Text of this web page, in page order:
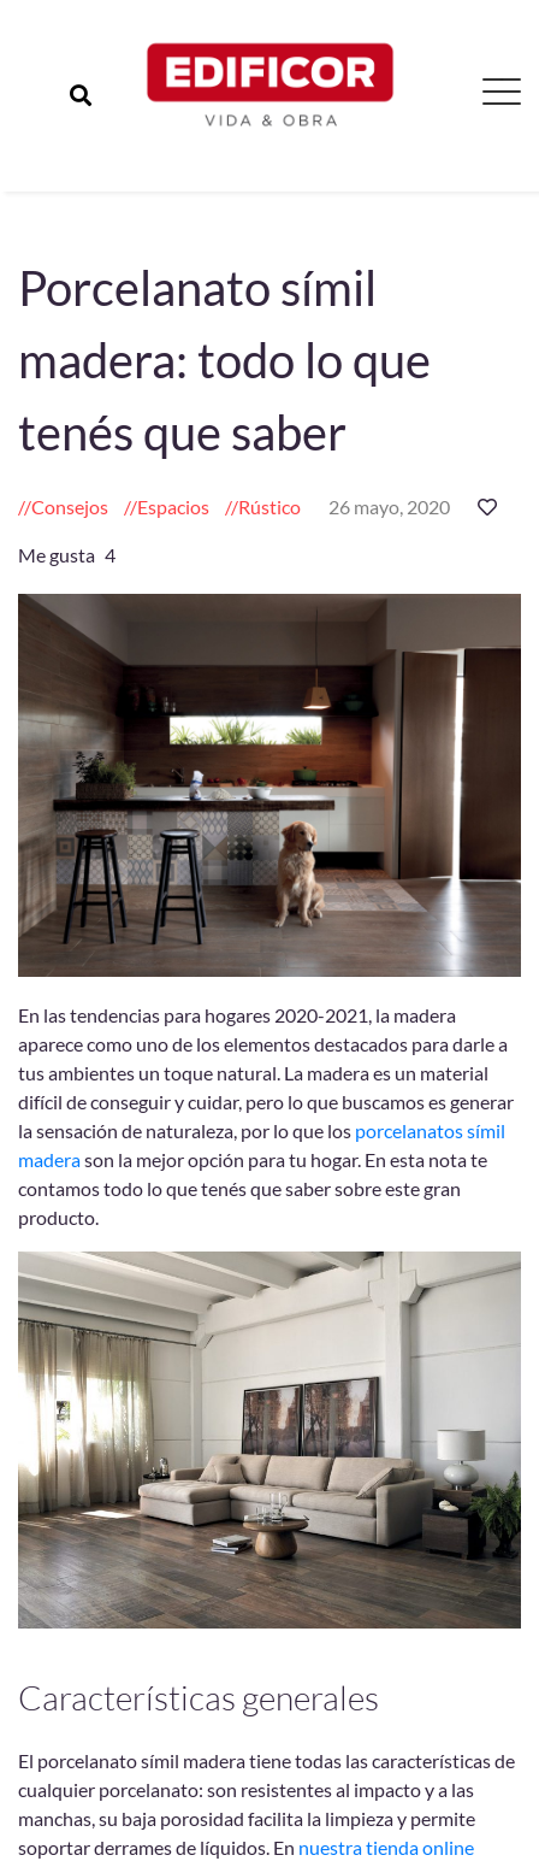
Porcelanato símil
madera: todo lo que
tenés que saber
Consejos Espacios Rústico 26 mayo, 2020
Me gusta 4
En las tendencias para hogares 2020-2021, la madera
aparece como uno de los elementos destacados para darle a
tus ambientes un toque natural. La madera es un material
difícil de conseguir y cuidar, pero lo que buscamos es generar
la sensación de naturaleza, por lo que los porcelanatos símil
maderason la mejor opción para tu hogar. En esta nota te
contamos todo lo que tenés que saber sobre este gran
producto.
Características generales
El porcelanato símil madera tiene todas las características de
cualquier porcelanato: son resistentes al impacto y a las
manchas, su baja porosidad facilita la limpieza y permite
soportar derrames de líquidos. En nuestra tienda online